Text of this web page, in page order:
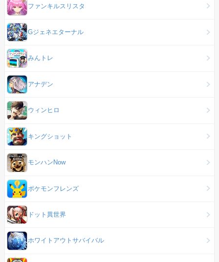
ファンキルスリスタ
Gジェネエターナル
みんトレ
アナデン
ウィンヒロ
キングショット
モンハンNow
ポケモンフレンズ
ドット異世界
ホワイトアウトサバイバル